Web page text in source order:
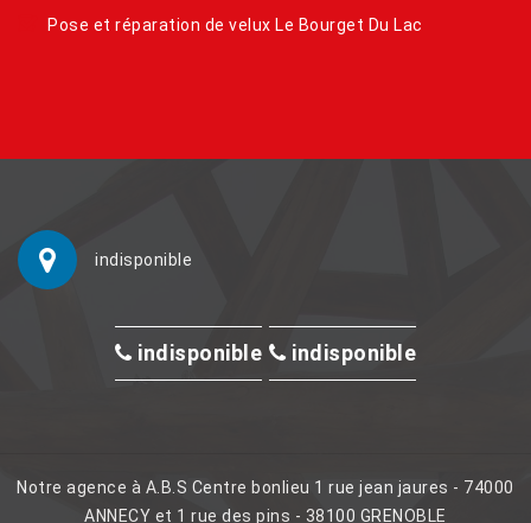
Pose et réparation de velux Le Bourget Du Lac
indisponible
indisponible indisponible
Notre agence à A.B.S Centre bonlieu 1 rue jean jaures - 74000
ANNECY et 1 rue des pins - 38100 GRENOBLE